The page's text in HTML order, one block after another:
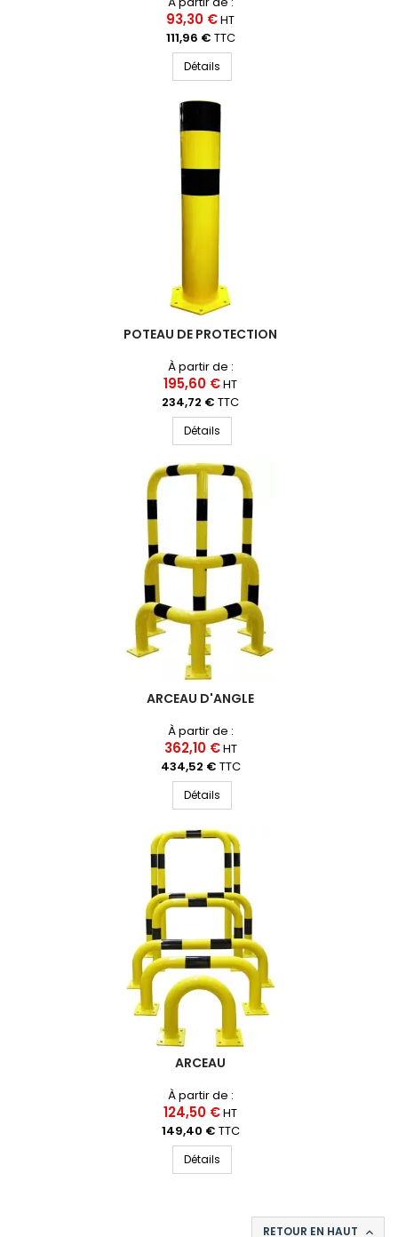
93,30 €HT
111,96 € TTC
Détails
POTEAU DE PROTECTION
À partir de :
195,60 €HT
234,72 € TTC
Détails
ARCEAU D'ANGLE
À partir de :
362,10 €HT
434,52 € TTC
Détails
ARCEAU
À partir de :
124,50 €HT
149,40 € TTC
Détails
RETOUR EN HAUT 